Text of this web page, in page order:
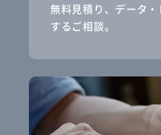
無料見積り、データ
するご相談。